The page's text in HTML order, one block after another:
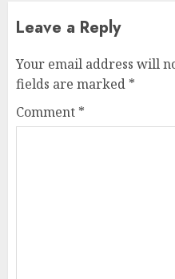
Leave a Reply
Your email address will
fields are marked *
Comment *